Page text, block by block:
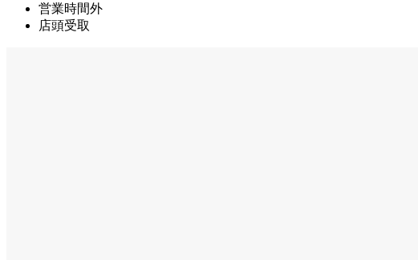
営業時間外
店頭受取